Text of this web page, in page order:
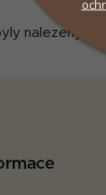
nalezeny...